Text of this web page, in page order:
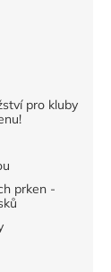
pro kluby
prken -